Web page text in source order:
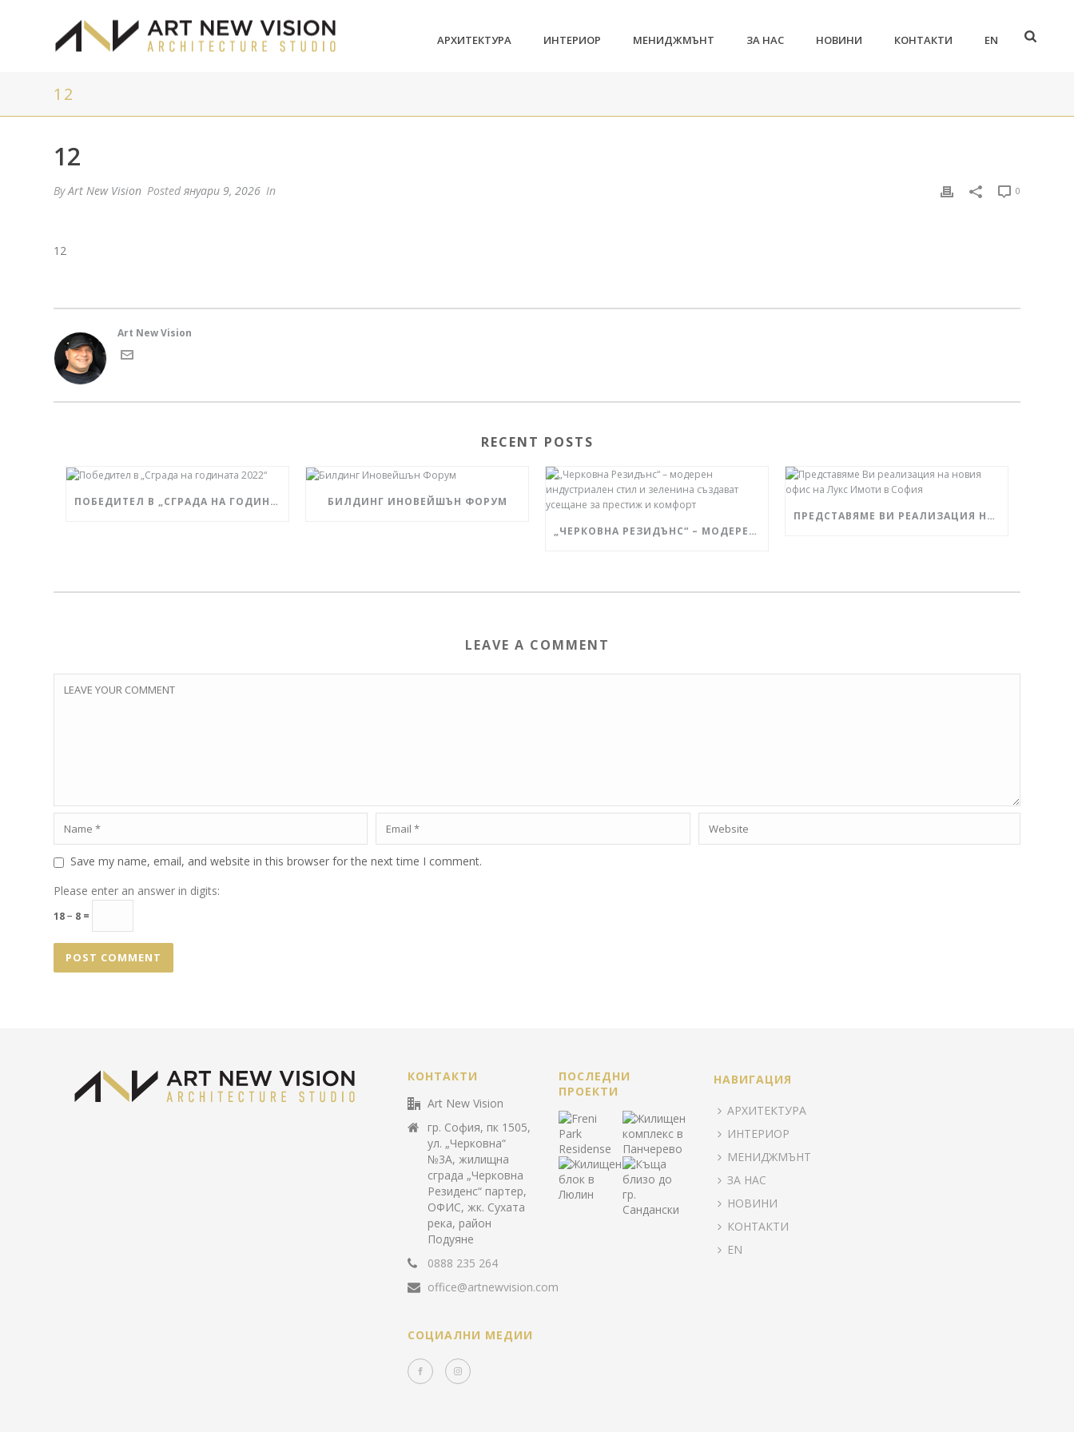
АРХИТЕКТУРА ИНТЕРИОР МЕНИДЖМЪНТ ЗА НАС НОВИНИ КОНТАКТИ EN
12
12
ByArt New Vision Postedянуари 9, 2026 In 0
12
Art New Vision
RECENT POSTS
ПОБЕДИТЕЛ В „СГРАДА НА ГОДИНАТА 2022“ БИЛДИНГ ИНОВЕЙШЪН ФОРУМ
„ЧЕРКОВНА РЕЗИДЪНС“ – МОДЕРЕН ИНДУСТРИАЛЕН СТИЛ И ЗЕЛЕНИНА СЪЗДАВАТ УСЕЩАНЕ ЗА ПРЕСТИЖ И КОМФОРТ
ПРЕДСТАВЯМЕ ВИ РЕАЛИЗАЦИЯ НА НОВИЯ ОФИС НА ЛУКС ИМОТИ В СОФИЯ
LEAVE A COMMENT
Save my name, email, and website in this browser for the next time I comment.
Please enter an answer in digits:
18 − 8 =
КОНТАКТИ
Art New Vision
гр. София, пк 1505,
ул. „Черковна“
№3А, жилищна
сграда „Черковна
Резиденс“ партер,
ОФИС, жк. Сухата
река, район
Подуяне
0888 235 264
office@artnewvision.com
СОЦИАЛНИ МЕДИИ
ПОСЛЕДНИ
ПРОЕКТИ
НАВИГАЦИЯ
АРХИТЕКТУРА
ИНТЕРИОР
МЕНИДЖМЪНТ
ЗА НАС
НОВИНИ
КОНТАКТИ
EN